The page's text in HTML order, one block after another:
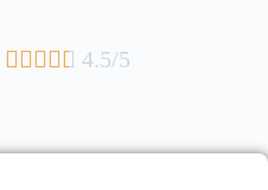
 4.5/5